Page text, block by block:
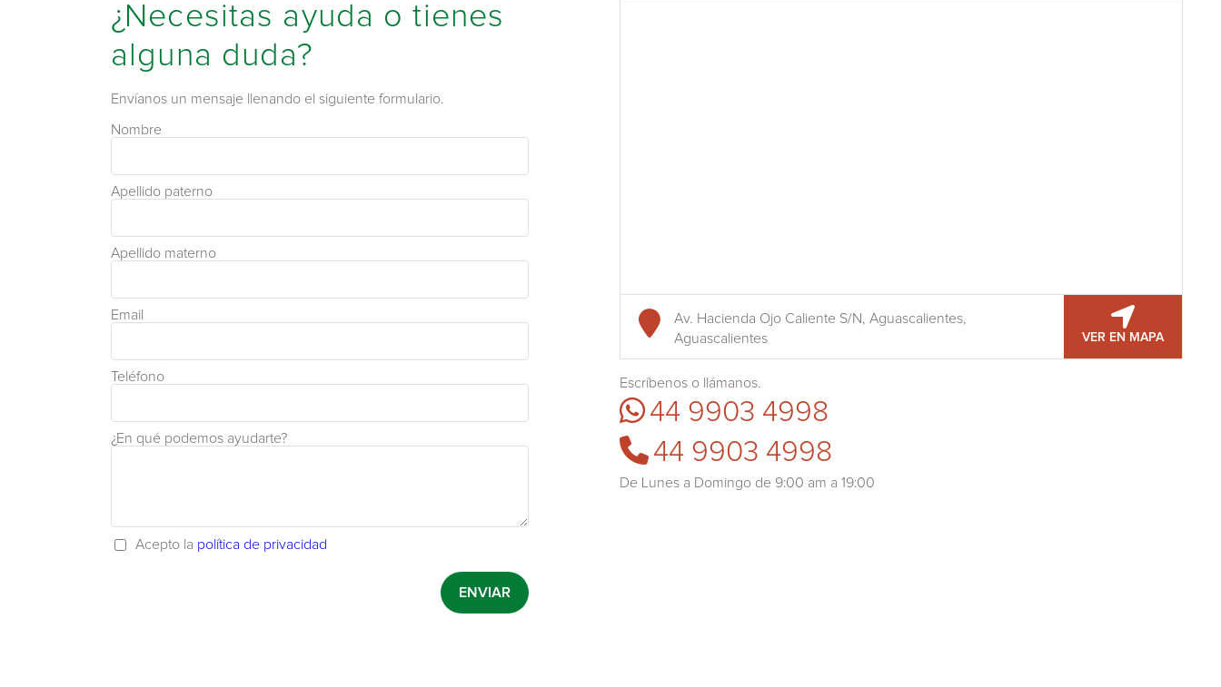
¿Necesitas ayuda o tienes
alguna duda?
Envíanos un mensaje llenando el siguiente formulario.
Nombre
Apellido paterno
Apellido materno
Email
Teléfono
¿En qué podemos ayudarte?
Acepto la política de privacidad
Av. Hacienda Ojo Caliente S/N, Aguascalientes,
Aguascalientes
VER EN MAPA
Escríbenos o llámanos.
44 9903 4998
44 9903 4998
De Lunes a Domingo de 9:00 am a 19:00